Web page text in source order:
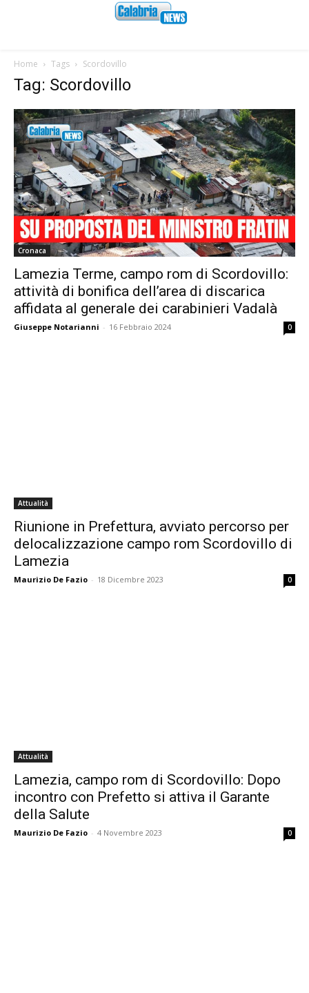
Home Tags Scordovillo
Tag: Scordovillo
Cronaca
Lamezia Terme, campo rom di Scordovillo:
attività di bonifica dell’area di discarica
affidata al generale dei carabinieri Vadalà
Giuseppe Notarianni - 16 Febbraio 2024 0
Attualità
Riunione in Prefettura, avviato percorso per
delocalizzazione campo rom Scordovillo di
Lamezia
Maurizio De Fazio - 18 Dicembre 2023 0
Attualità
Lamezia, campo rom di Scordovillo: Dopo
incontro con Prefetto si attiva il Garante
della Salute
Maurizio De Fazio - 4 Novembre 2023 0